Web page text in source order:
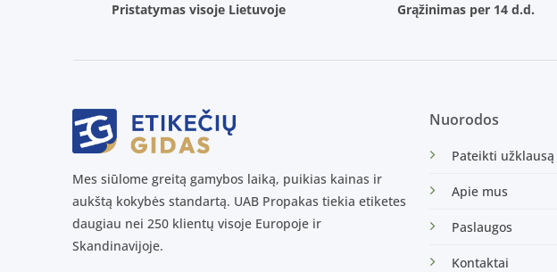
Pristatymas visoje Lietuvoje Grąžinimas per 14 d.d.
Mes siūlome greitą gamybos laiką, puikias kainas ir
aukštą kokybės standartą. UAB Propakas tiekia etiketes
daugiau nei 250 klientų visoje Europoje ir
Skandinavijoje.
Nuorodos
Pateikti užklausą
Apie mus
Paslaugos
Kontaktai